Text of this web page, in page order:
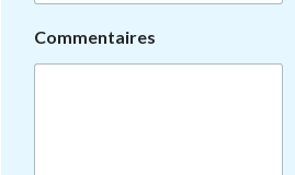
Commentaires